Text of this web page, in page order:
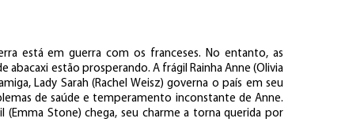
está em guerra com os franceses. No entanto, as
abacaxi estão prosperando. A frágil Rainha Anne (Olivia
Lady Sarah (Rachel Weisz) governa o país em seu
de saúde e temperamento inconstante de Anne.
(Emma Stone) chega, seu charme a torna querida por